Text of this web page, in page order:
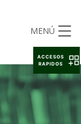
MENÚ
ACCESOS
RAPIDOS